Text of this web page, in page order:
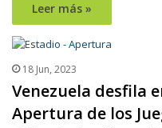
Leer más »
18 Jun, 2023
Venezuela desfila
Apertura de los